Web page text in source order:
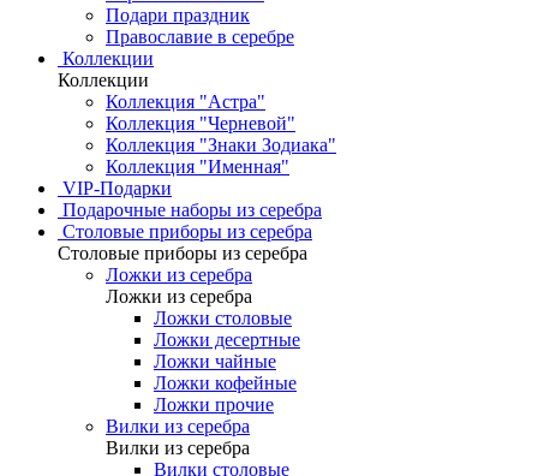
Подари праздник
Православие в серебре
Коллекции
Коллекции
Коллекция "Астра"
Коллекция "Черневой"
Коллекция "Знаки Зодиака"
Коллекция "Именная"
VIP-Подарки
Подарочные наборы из серебра
Столовые приборы из серебра
Столовые приборы из серебра
Ложки из серебра
Ложки из серебра
Ложки столовые
Ложки десертные
Ложки чайные
Ложки кофейные
Ложки прочие
Вилки из серебра
Вилки из серебра
Вилки столовые